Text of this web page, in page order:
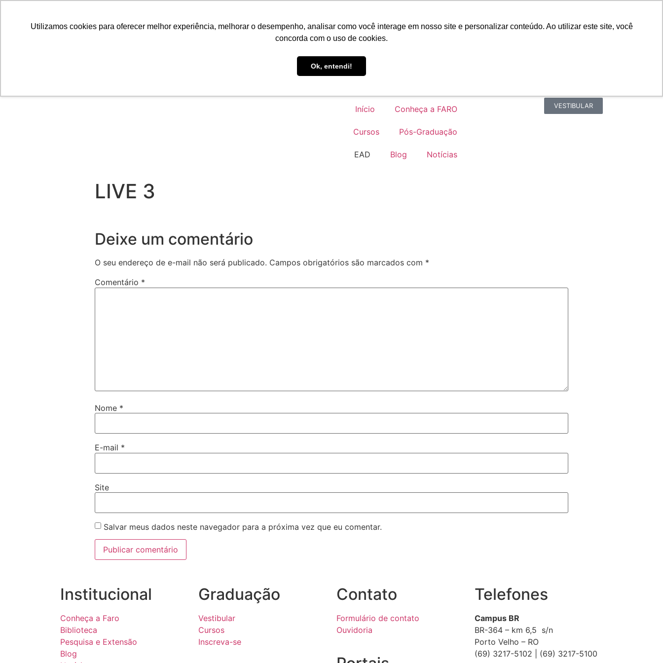
Utilizamos cookies para oferecer melhor experiência, melhorar o desempenho, analisar como você interage em nosso site e personalizar conteúdo. Ao utilizar este site, você
concorda com o uso de cookies.
Ok, entendi!
Início Conheça a FARO
Cursos Pós-Graduação
EAD Blog Notícias
VESTIBULAR
LIVE 3
Deixe um comentário
O seu endereço de e-mail não será publicado. Campos obrigatórios são marcados com *
Comentário *
Nome *
E-mail *
Site
Salvar meus dados neste navegador para a próxima vez que eu comentar.
Institucional
Conheça a Faro
Biblioteca
Pesquisa e Extensão
Blog
Graduação
Vestibular
Cursos
Inscreva-se
Contato
Formulário de contato
Ouvidoria
Telefones
Campus BR
BR-364 – km 6,5 s/n
Porto Velho – RO
(69) 3217-5102 | (69) 3217-5100